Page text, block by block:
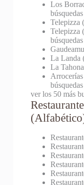
Los
búsquedas
Telepizza
Telepizza
búsquedas
La Landa
La Tahona
búsquedas
ver los 50 más